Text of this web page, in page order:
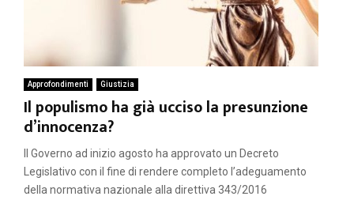
Approfondimenti Giustizia
Il populismo ha già ucciso la presunzione
d’innocenza?
Il Governo ad inizio agosto ha approvato un Decreto
Legislativo con il fine di rendere completo l’adeguamento
della normativa nazionale alla direttiva 343/2016